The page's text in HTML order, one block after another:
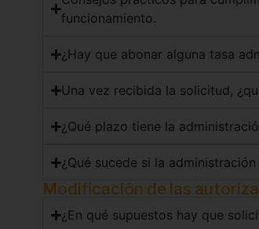
funcionamiento.
¿Hay que abonar alguna tasa
Una vez recibida la solicitud,
¿Qué plazo tiene la
¿Qué sucede si la
Modificación de las
¿En qué supuestos hay que